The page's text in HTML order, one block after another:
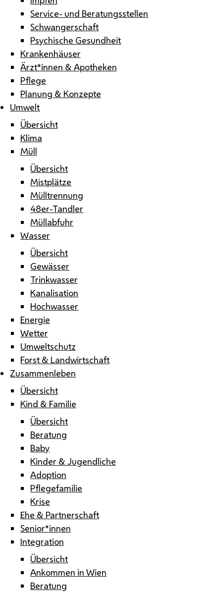
Service- und Beratungsstellen
Schwangerschaft
Psychische Gesundheit
Krankenhäuser
Ärzt*innen & Apotheken
Pflege
Planung & Konzepte
Umwelt
Übersicht
Klima
Müll
Übersicht
Mistplätze
Mülltrennung
48er-Tandler
Müllabfuhr
Wasser
Übersicht
Gewässer
Trinkwasser
Kanalisation
Hochwasser
Energie
Wetter
Umweltschutz
Forst & Landwirtschaft
Zusammenleben
Übersicht
Kind & Familie
Übersicht
Beratung
Baby
Kinder & Jugendliche
Adoption
Pflegefamilie
Krise
Ehe & Partnerschaft
Senior*innen
Integration
Übersicht
Ankommen in Wien
Beratung